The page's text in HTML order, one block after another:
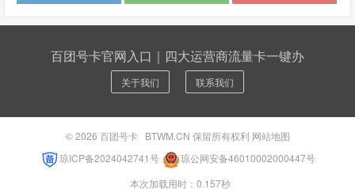
百团号卡官网入口｜四大运营商流量卡一键办
关于我们 联系我们
© 2026 百团号卡BTWM.CN 保留所有权利 网站地图
琼ICP备2024042741号
琼公网安备46010002000447号
本次加载用时：0.157秒